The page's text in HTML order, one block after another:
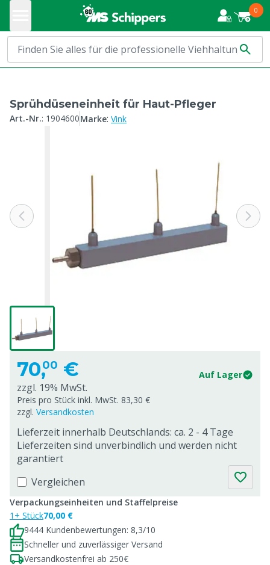
0
Sprühdüseneinheit für Haut-Pfleger
Art.-Nr.: 1904600Marke: Vink
70,00 € Auf Lager
zzgl. 19% MwSt.
Preis pro Stück inkl. MwSt. 83,30 €
zzgl. Versandkosten
Lieferzeit innerhalb Deutschlands: ca. 2 - 4 Tage
Lieferzeiten sind unverbindlich und werden nicht
garantiert
Vergleichen
Verpackungseinheiten und Staffelpreise
1+ Stück70,00 €
9444 Kundenbewertungen: 8,3/10
Schneller und zuverlässiger Versand
Versandkostenfrei ab 250€